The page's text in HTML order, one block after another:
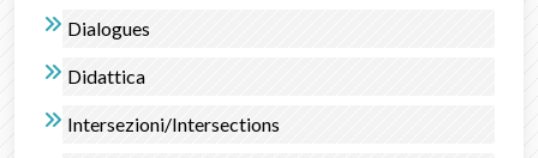
Dialogues
Didattica
Intersezioni/Intersections